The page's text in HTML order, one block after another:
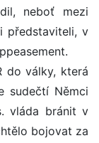
neboť mezi
představiteli, v
do války, která
sudečtí Němci
vláda bránit v
bojovat za